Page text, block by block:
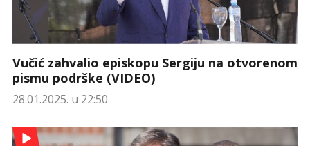
Vučić zahvalio episkopu Sergiju na otvorenom
pismu podrške (VIDEO)
28.01.2025. u 22:50